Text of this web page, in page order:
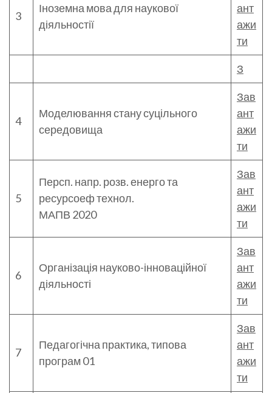
3
Іноземна мова для наукової
діяльностії
ант
ажи
ти
З
4
Моделювання стану суцільного
середовища
Зав
ант
ажи
ти
5
Персп. напр. розв. енерго та
ресурсоеф технол.
МАПВ 2020
Зав
ант
ажи
ти
6
Організація науково-інноваційної
діяльності
Зав
ант
ажи
ти
7
Педагогічна практика, типова
програм 01
Зав
ант
ажи
ти